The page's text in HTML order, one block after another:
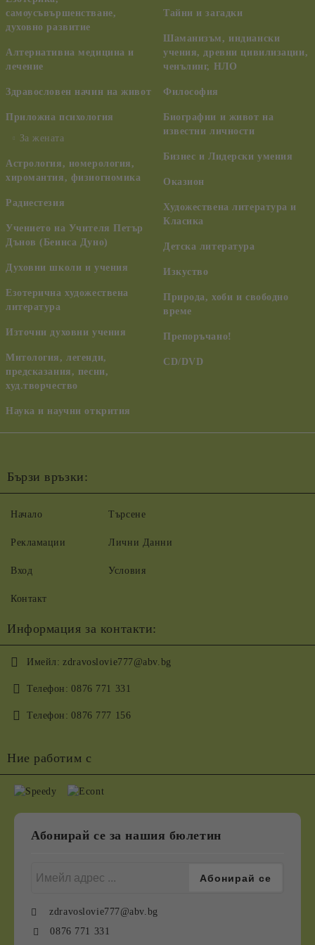
самоусъвършенстване,
духовно развитие
Алтернативна медицина и
лечение
Здравословен начин на живот
Приложна психология
За жената
Астрология, номерология,
хиромантия, физиогномика
Радиестезия
Учението на Учителя Петър
Дънов (Беинса Дуно)
Духовни школи и учения
Езотерична художествена
литература
Източни духовни учения
Митология, легенди,
предсказания, песни,
худ.творчество
Наука и научни открития
Тайни и загадки
Шаманизъм, индиански
учения, древни цивилизации,
ченълинг, НЛО
Философия
Биографии и живот на
известни личности
Бизнес и Лидерски умения
Оказион
Художествена литература и
Класика
Детска литература
Изкуство
Природа, хоби и свободно
време
Препоръчано!
CD/DVD
Бързи връзки:
Начало
Рекламации
Вход
Контакт
Търсене
Лични Данни
Условия
Информация за контакти:
Имейл: zdravoslovie777@abv.bg
Телефон: 0876 771 331
Телефон: 0876 777 156
Ние работим с
Абонирай се за нашия бюлетин
zdravoslovie777@abv.bg
0876 771 331